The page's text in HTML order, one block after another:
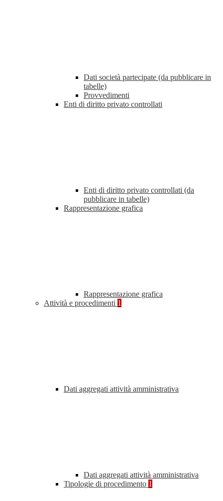
Dati società partecipate (da pubblicare in
tabelle)
Provvedimenti
Enti di diritto privato controllati
Enti di diritto privato controllati (da
pubblicare in tabelle)
Rappresentazione grafica
Rappresentazione grafica
Attività e procedimenti 1
Dati aggregati attività amministrativa
Dati aggregati attività amministrativa
Tipologie di procedimento 1